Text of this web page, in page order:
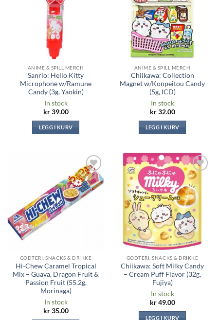
ANIME & SPILL MERCH
Sanrio: Hello Kitty
Microphone w/Ramune
Candy (3g, Yaokin)
In stock
kr39.00
LEGG I KURV
ANIME & SPILL MERCH
Chiikawa: Collection
Magnet w/Konpeitou Candy
(5g, ICD)
In stock
kr32.00
LEGG I KURV
Legg til i
ønskeliste
GODTERI, SNACKS & DRIKKE
Hi-Chew Caramel Tropical
Mix – Guava, Dragon Fruit &
Passion Fruit (55.2g,
Morinaga)
In stock
kr35.00
Legg til i
ønskeliste
GODTERI, SNACKS & DRIKKE
Chiikawa: Soft Milky Candy
– Cream Puff Flavor (32g,
Fujiya)
In stock
kr49.00
LEGG I KURV